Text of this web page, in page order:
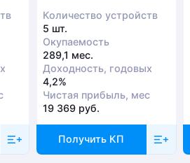
Количество устройств
5 шт.
Окупаемость
289,1 мес.
Доходность, годовых
4,2%
Чистая прибыль, мес
19 369 руб.
Получить КП